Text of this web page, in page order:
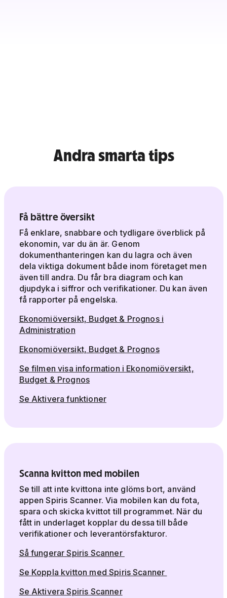
Andra smarta tips
Få bättre översikt
Få enklare, snabbare och tydligare överblick på
ekonomin, var du än är. Genom
dokumenthanteringen kan du lagra och även
dela viktiga dokument både inom företaget men
även till andra. Du får bra diagram och kan
djupdyka i siffror och verifikationer. Du kan även
få rapporter på engelska.
Ekonomiöversikt, Budget & Prognos i
Administration
Ekonomiöversikt, Budget & Prognos
Se filmen visa information i Ekonomiöversikt,
Budget & Prognos
Se Aktivera funktioner
Scanna kvitton med mobilen
Se till att inte kvittona inte glöms bort, använd
appen Spiris Scanner. Via mobilen kan du fota,
spara och skicka kvittot till programmet. När du
fått in underlaget kopplar du dessa till både
verifikationer och leverantörsfakturor.
Så fungerar Spiris Scanner
Se Koppla kvitton med Spiris Scanner
Se Aktivera Spiris Scanner